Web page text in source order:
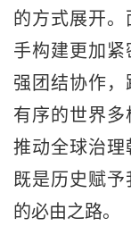
的方式展开
手构建更加
强团结协作
有序的世界多
推动全球治理
既是历史赋
的必由之路。